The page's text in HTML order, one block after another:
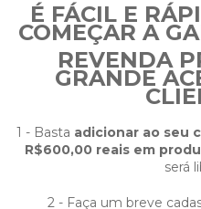
É FÁCIL E
COMEÇAR A
REVENDA
GRANDE
1 - Basta adicionar ao seu
R$600,00 reais em
será
2 - Faça um breve